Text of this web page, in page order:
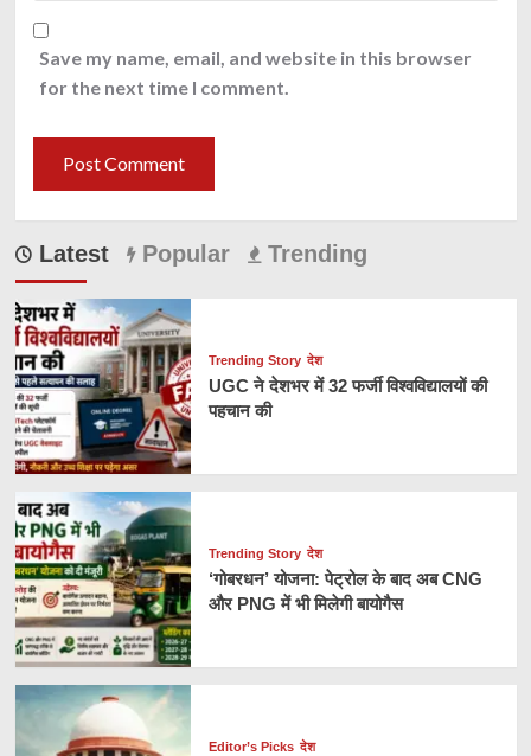
Save my name, email, and website in this browser
for the next time I comment.
Latest Popular Trending
Trending Story देश
UGC ने देशभर में 32 फर्जी विश्वविद्यालयों की
पहचान की
Trending Story देश
‘गोबरधन’ योजना: पेट्रोल के बाद अब CNG
और PNG में भी मिलेगी बायोगैस
Editor’s Picks देश